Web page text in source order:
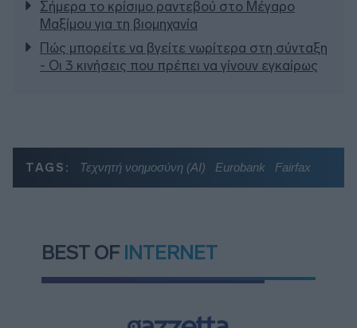
Σήμερα το κρίσιμο ραντεβού στο Μέγαρο
Μαξίμου για τη βιομηχανία
Πώς μπορείτε να βγείτε νωρίτερα στη σύνταξη
- Οι 3 κινήσεις που πρέπει να γίνουν εγκαίρως
TAGS: Τεχνητή νοημοσύνη (ΑΙ) Eurobank Fairfax
BEST OF INTERNET